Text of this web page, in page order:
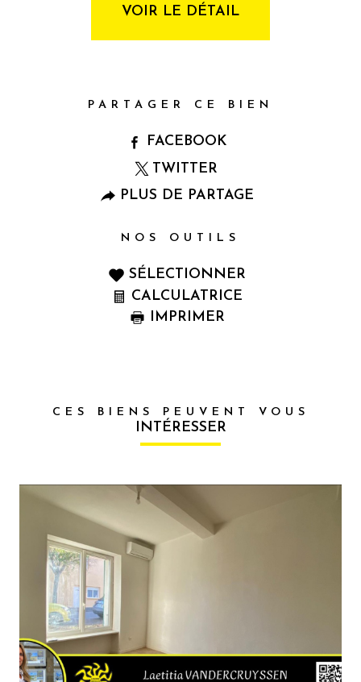
VOIR LE DÉTAIL
PARTAGER CE BIEN
FACEBOOK
TWITTER
PLUS DE PARTAGE
NOS OUTILS
SÉLECTIONNER
CALCULATRICE
IMPRIMER
CES BIENS PEUVENT VOUS
INTÉRESSER